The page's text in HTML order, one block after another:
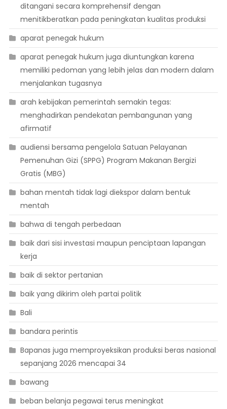
ditangani secara komprehensif dengan
menitikberatkan pada peningkatan kualitas produksi
aparat penegak hukum
aparat penegak hukum juga diuntungkan karena
memiliki pedoman yang lebih jelas dan modern dalam
menjalankan tugasnya
arah kebijakan pemerintah semakin tegas:
menghadirkan pendekatan pembangunan yang
afirmatif
audiensi bersama pengelola Satuan Pelayanan
Pemenuhan Gizi (SPPG) Program Makanan Bergizi
Gratis (MBG)
bahan mentah tidak lagi diekspor dalam bentuk
mentah
bahwa di tengah perbedaan
baik dari sisi investasi maupun penciptaan lapangan
kerja
baik di sektor pertanian
baik yang dikirim oleh partai politik
Bali
bandara perintis
Bapanas juga memproyeksikan produksi beras nasional
sepanjang 2026 mencapai 34
bawang
beban belanja pegawai terus meningkat